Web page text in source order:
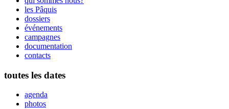
les Pâquis
dossiers
événements
campagnes
documentation
contacts
toutes les dates
agenda
photos